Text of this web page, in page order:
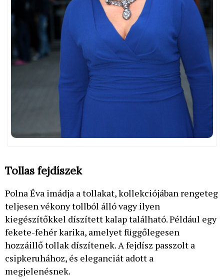
Tollas fejdíszek
Polna Éva imádja a tollakat, kollekciójában rengeteg
teljesen vékony tollból álló vagy ilyen
kiegészítőkkel díszített kalap található. Például egy
fekete-fehér karika, amelyet függőlegesen
hozzáillő tollak díszítenek. A fejdísz passzolt a
csipkeruhához, és eleganciát adott a
megjelenésnek.